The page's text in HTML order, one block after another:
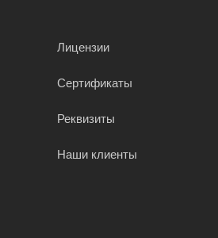
Лицензии
Сертификаты
Реквизиты
Наши клиенты